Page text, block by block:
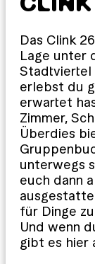
Das Clink
Lage unter
Stadtviertel
erlebst du
erwartet
Zimmer,
Überdies
unterwegs
euch dann
für Dinge
Und wenn
gibt es hier